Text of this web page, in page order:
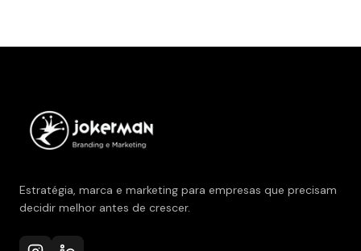
Estratégia, marca e marketing para empresas que precisam
decidir melhor antes de crescer.